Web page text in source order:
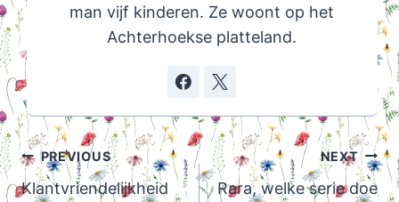
man vijf kinderen. Ze woont op het
Achterhoekse platteland.
Post
navigation
PREVIOUS
Klantvriendelijkheid
NEXT
Rara, welke serie doe